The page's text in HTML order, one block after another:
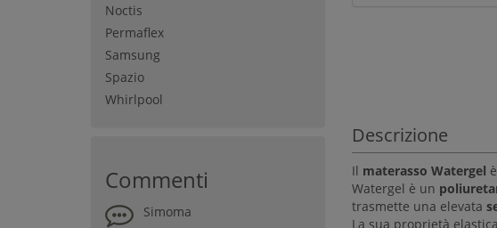
Descrizione
Il materasso Watergel
Watergel è un
trasmette una elevata
La sua proprietà
Noctis
Permaflex
Samsung
Spazio
Whirlpool
Commenti
Simoma